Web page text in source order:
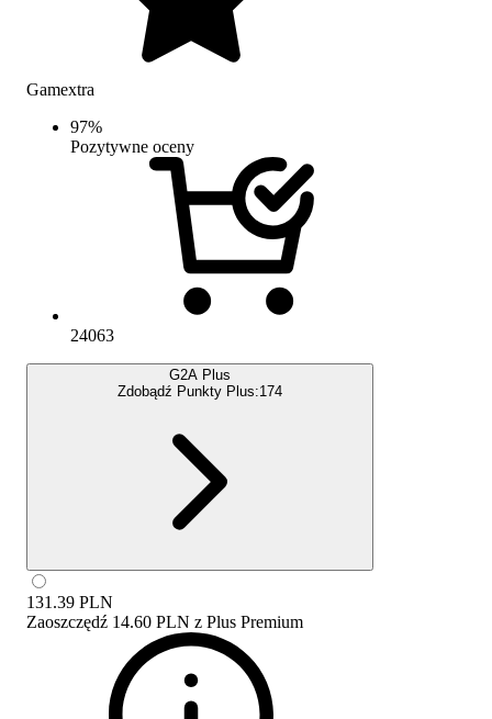
Gamextra
97%
Pozytywne oceny
24063
G2A Plus
Zdobądź Punkty Plus:174
131.39 PLN
Zaoszczędź 14.60 PLN z Plus Premium